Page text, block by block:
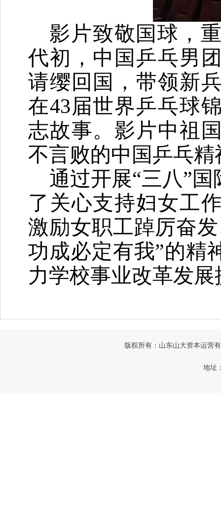
影片致敬国球，
代初，中国乒乓男
请缨回国，带领新
在43届世界乒乓球
志故事。影片中祖
不言败的中国乒乓
通过开展“三八”
了关心支持妇女工
激励女职工踔厉奋
功成必定有我”的精
力学校事业改革发
版权所有：山东山大资本运
地址